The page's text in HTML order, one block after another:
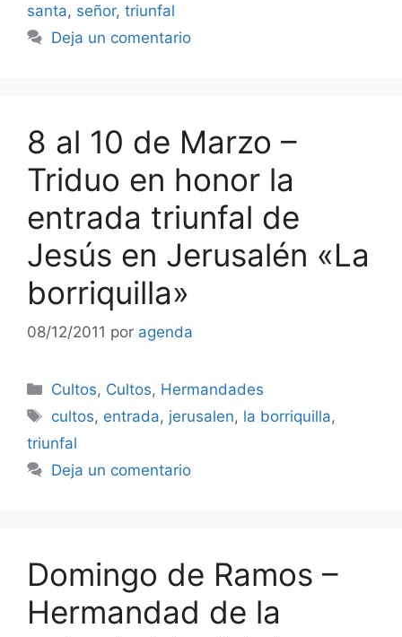
santa, señor, triunfal
Deja un comentario
8 al 10 de Marzo –
Triduo en honor la
entrada triunfal de
Jesús en Jerusalén «La
borriquilla»
08/12/2011 por agenda
Categorías
Cultos, Cultos, Hermandades
Etiquetas
cultos, entrada, jerusalen, la borriquilla,
triunfal
Deja un comentario
Domingo de Ramos –
Hermandad de la